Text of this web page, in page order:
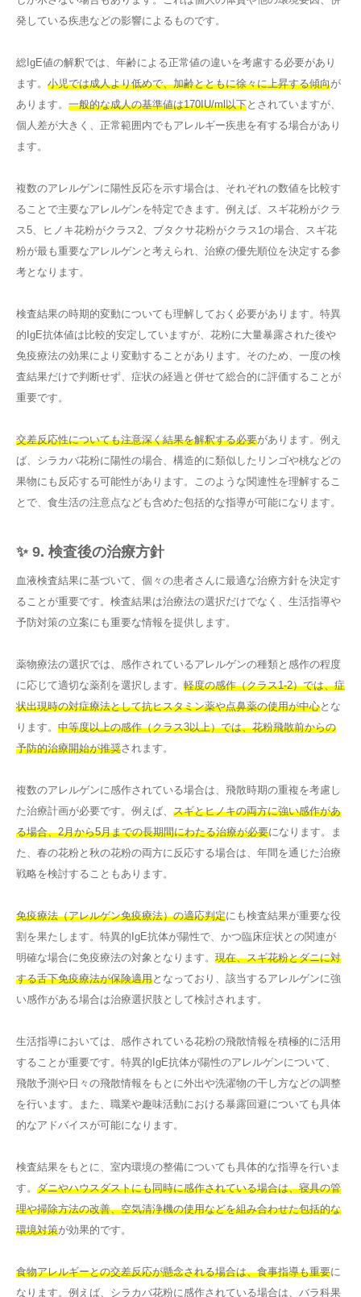
発している疾患などの影響によるものです。
総IgE値の解釈では、年齢による正常値の違いを考慮する必要があり
ます。 小児では成人より低めで、加齢とともに徐々に上昇する傾向が
あります。 一般的な成人の基準値は170IU/ml以下とされていますが、
個人差が大きく、正常範囲内でもアレルギー疾患を有する場合があり
ます。
複数のアレルゲンに陽性反応を示す場合は、それぞれの数値を比較す
ることで主要なアレルゲンを特定できます。例えば、スギ花粉がクラ
ス5、ヒノキ花粉がクラス2、ブタクサ花粉がクラス1の場合、スギ花
粉が最も重要なアレルゲンと考えられ、治療の優先順位を決定する参
考となります。
検査結果の時期的変動についても理解しておく必要があります。特異
的IgE抗体値は比較的安定していますが、花粉に大量暴露された後や
免疫療法の効果により変動することがあります。そのため、一度の検
査結果だけで判断せず、症状の経過と併せて総合的に評価することが
重要です。
交差反応性についても注意深く結果を解釈する必要があります。例え
ば、シラカバ花粉に陽性の場合、構造的に類似したリンゴや桃などの
果物にも反応する可能性があります。このような関連性を理解するこ
とで、食生活の注意点なども含めた包括的な指導が可能になります。
✨ 9. 検査後の治療方針
血液検査結果に基づいて、個々の患者さんに最適な治療方針を決定す
ることが重要です。検査結果は治療法の選択だけでなく、生活指導や
予防対策の立案にも重要な情報を提供します。
薬物療法の選択では、感作されているアレルゲンの種類と感作の程度
に応じて適切な薬剤を選択します。 軽度の感作（クラス1-2）では、症
状出現時の対症療法として抗ヒスタミン薬や点鼻薬の使用が中心とな
ります。 中等度以上の感作（クラス3以上）では、花粉飛散前からの
予防的治療開始が推奨されます。
複数のアレルゲンに感作されている場合は、飛散時期の重複を考慮し
た治療計画が必要です。例えば、 スギとヒノキの両方に強い感作があ
る場合、2月から5月までの長期間にわたる治療が必要になります。ま
た、春の花粉と秋の花粉の両方に反応する場合は、年間を通じた治療
戦略を検討することもあります。
免疫療法（アレルゲン免疫療法）の適応判定にも検査結果が重要な役
割を果たします。特異的IgE抗体が陽性で、かつ臨床症状との関連が
明確な場合に免疫療法の対象となります。 現在、スギ花粉とダニに対
する舌下免疫療法が保険適用となっており、該当するアレルゲンに強
い感作がある場合は治療選択肢として検討されます。
生活指導においては、感作されている花粉の飛散情報を積極的に活用
することが重要です。特異的IgE抗体が陽性のアレルゲンについて、
飛散予測や日々の飛散情報をもとに外出や洗濯物の干し方などの調整
を行います。また、職業や趣味活動における暴露回避についても具体
的なアドバイスが可能になります。
検査結果をもとに、室内環境の整備についても具体的な指導を行いま
す。 ダニやハウスダストにも同時に感作されている場合は、寝具の管
理や掃除方法の改善、空気清浄機の使用などを組み合わせた包括的な
環境対策が効果的です。
食物アレルギーとの交差反応が懸念される場合は、食事指導も重要に
なります。例えば、シラカバ花粉に感作されている場合は、バラ科果